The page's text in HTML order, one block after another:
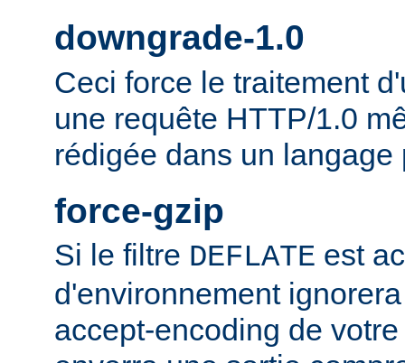
downgrade-1.0
Ceci force le traitement
une requête HTTP/1.0
rédigée dans un langage
force-gzip
Si le filtre DEFLATE est
d'environnement
accept-encoding de